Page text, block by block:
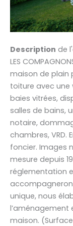
Description de
LES
maison de plain
toiture avec
baies vitrées,
salles de bains,
notaire,
chambres, VRD.
foncier. Images
mesure depuis
réglementation
unique, nous
maison.